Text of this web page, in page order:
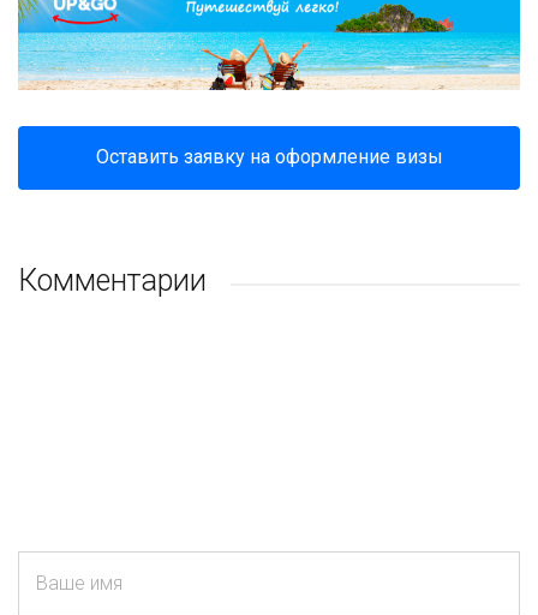
Оставить заявку на оформление визы
Комментарии
Ваше имя